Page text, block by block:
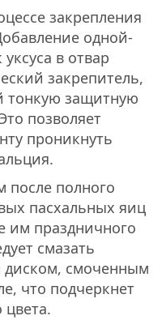
закрепления
одной-
в отвар
закрепитель,
тонкую защитную
позволяет
проникнуть
полного
пасхальных яиц
им праздничного
смазать
диском, смоченным
что подчеркнет
цвета.